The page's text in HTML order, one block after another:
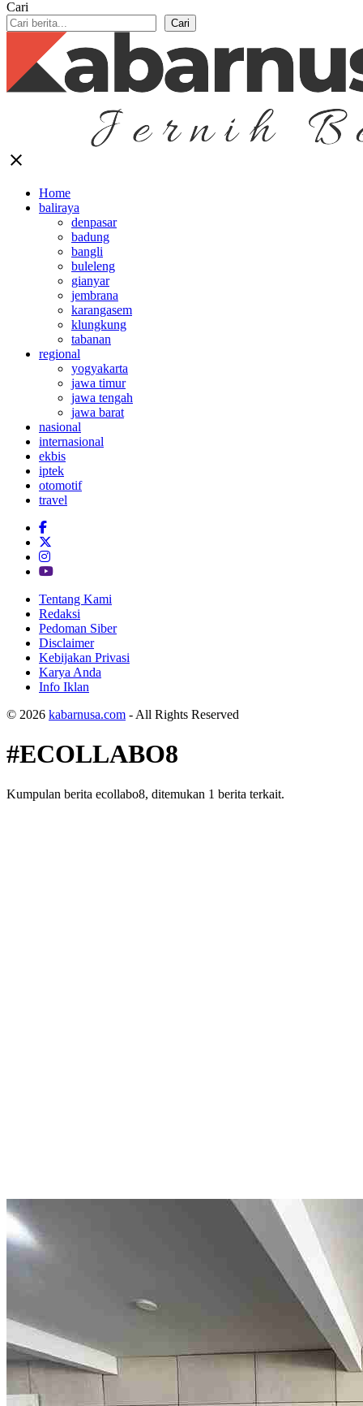
Cari
Cari
close
Home
baliraya
denpasar
badung
bangli
buleleng
gianyar
jembrana
karangasem
klungkung
tabanan
regional
yogyakarta
jawa timur
jawa tengah
jawa barat
nasional
internasional
ekbis
iptek
otomotif
travel
Tentang Kami
Redaksi
Pedoman Siber
Disclaimer
Kebijakan Privasi
Karya Anda
Info Iklan
© 2026 kabarnusa.com - All Rights Reserved
#ECOLLABO8
Kumpulan berita ecollabo8, ditemukan 1 berita terkait.